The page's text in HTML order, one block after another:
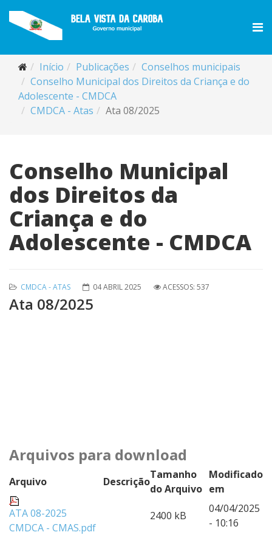
Início Publicações
Conselhos municipais
Conselho Municipal dos Direitos da Criança e do
Adolescente - CMDCA
CMDCA - Atas
Ata 08/2025
Conselho Municipal
dos Direitos da
Criança e do
Adolescente - CMDCA
CMDCA - ATAS 04 ABRIL 2025 ACESSOS: 537
Ata 08/2025
Arquivos para download
Arquivo Descrição
Tamanho
do Arquivo
Modificado
em
ATA 08-2025
CMDCA - CMAS.pdf
2400 kB
04/04/2025
- 10:16